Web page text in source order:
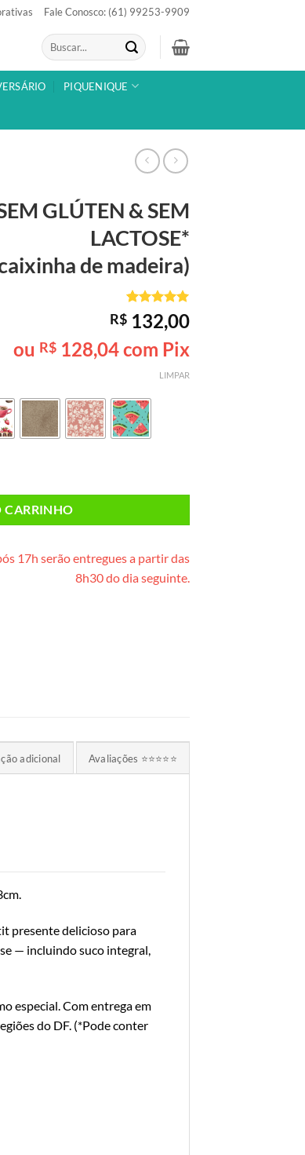
Fale Conosco: (61) 99253-9909
Pesquisar
por:
PIQUENIQUE
GLÚTEN & SEM
LACTOSE*
de madeira)
Avaliado
como5de
5, com
baseado em
1
de cliente
R$ 132,00
ou R$ 128,04com Pix
LIMPAR
CARRINHO
17h serão entregues a partir das
8h30 do dia seguinte.
adicional Avaliações ⭐⭐⭐⭐⭐
presente delicioso para
— incluindo suco integral,
especial. Com entrega em
do DF. (*Pode conter